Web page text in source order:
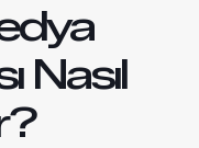
Nasıl